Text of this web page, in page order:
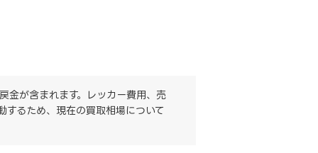
金が含まれます。レッカー費用、売
するため、現在の買取相場について